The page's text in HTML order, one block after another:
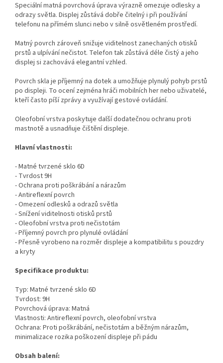
Speciální matná povrchová úprava výrazně omezuje odlesky a
odrazy světla. Displej zůstává dobře čitelný i při používání
telefonu na přímém slunci nebo v silně osvětleném prostředí.
Matný povrch zároveň snižuje viditelnost zanechaných otisků
prstů a ulpívání nečistot. Telefon tak zůstává déle čistý a jeho
displej si zachovává elegantní vzhled.
Povrch skla je příjemný na dotek a umožňuje plynulý pohyb prstů
po displeji. To ocení zejména hráči mobilních her nebo uživatelé,
kteří často píší zprávy a využívají gestové ovládání.
Oleofobní vrstva poskytuje další dodatečnou ochranu proti
mastnotě a usnadňuje čištění displeje.
Hlavní vlastnosti:
- Matné tvrzené sklo 6D
- Tvrdost 9H
- Ochrana proti poškrábání a nárazům
- Antireflexní povrch
- Omezení odlesků a odrazů světla
- Snížení viditelnosti otisků prstů
- Oleofobní vrstva proti nečistotám
- Příjemný povrch pro plynulé ovládání
- Přesně vyrobeno na rozměr displeje a kompatibilitu s pouzdry
a kryty
Specifikace produktu:
Typ: Matné tvrzené sklo 6D
Tvrdost: 9H
Povrchová úprava: Matná
Vlastnosti: Antireflexní povrch, oleofobní vrstva
Ochrana: Proti poškrábání, nečistotám a běžným nárazům,
minimalizace rozika poškození displeje při pádu
Obsah balení: